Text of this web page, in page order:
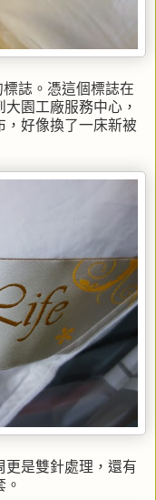
誌。憑這個標誌在
園工廠服務中心，
，好像換了一床新被
更是雙針處理，還有